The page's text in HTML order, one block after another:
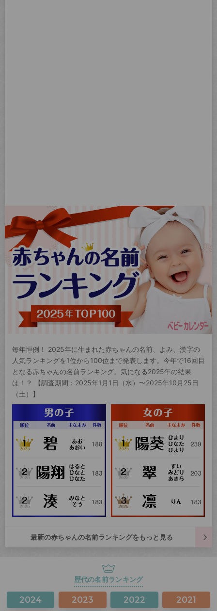
毎年恒例！ 2025年に生まれた赤ちゃんの名前、よみ、漢字の
人気ランキングを1位から100位まで発表します。今年で16回目
となる赤ちゃんの名前ランキング。気になる2025年の結果
は！？ 【調査期間：2025年1月1日（水）〜2025年10月25日
（土）】
最新の赤ちゃんの名前ランキングをもっと見る
歴代の名前ランキング
2024 2023 2022 2021